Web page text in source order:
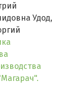
Удод,